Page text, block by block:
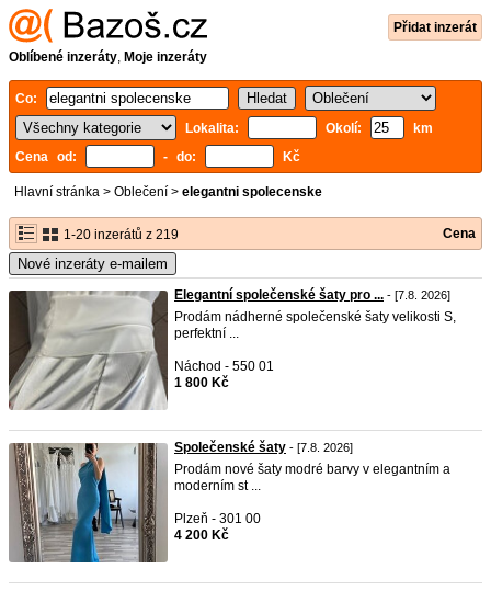
Přidat inzerát
Oblíbené inzeráty, Moje inzeráty
Co:
Lokalita:
Okolí:
km
Cena od:
- do: Kč
Hlavní stránka > Oblečení > elegantni spolecenske
1-20 inzerátů z 219 Cena
Nové inzeráty e-mailem
Elegantní společenské šaty pro ... - [7.8. 2026]
Prodám nádherné společenské šaty velikosti S,
perfektní ...
Náchod - 550 01
1 800 Kč
Společenské šaty - [7.8. 2026]
Prodám nové šaty modré barvy v elegantním a
moderním st ...
Plzeň - 301 00
4 200 Kč